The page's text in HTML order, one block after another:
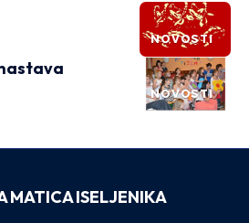
NOVOSTI
NOVOSTI
MATICA ISELJENIKA